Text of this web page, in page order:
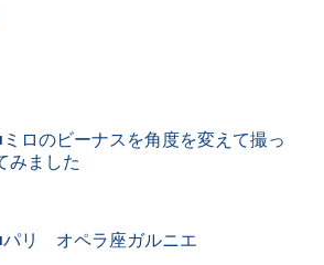
ミロのビーナスを角度を変えて撮っ
みました
パリ オペラ座ガルニエ